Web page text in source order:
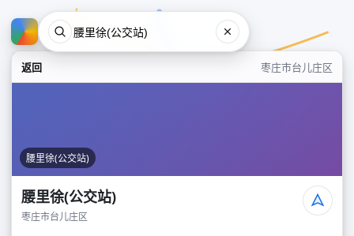
返回 枣庄市台儿庄区
腰里徐(公交站)
腰里徐(公交站)
枣庄市台儿庄区